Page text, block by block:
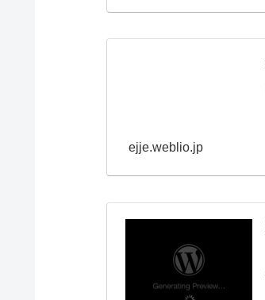
ejje.weblio.jp